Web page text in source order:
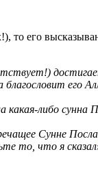
его
его
какая-либо
Сунне
то, что я